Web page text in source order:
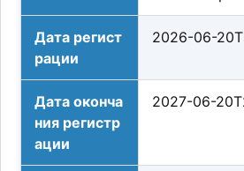
Дата регист
рации
2026-06-
Дата оконча
ния регистр
ации
2027-06-